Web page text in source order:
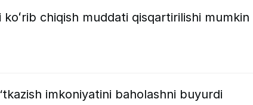
koʻrib chiqish muddati qisqartirilishi mumkin
imkoniyatini baholashni buyurdi